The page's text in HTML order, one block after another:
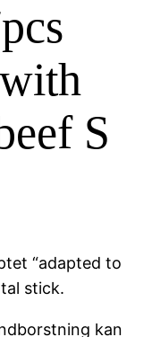
S
“adapted to
stick.
kan